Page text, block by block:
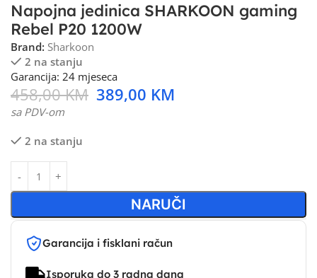
Napojna jedinica SHARKOON gaming
Rebel P20 1200W
Brand: Sharkoon
2 na stanju
Garancija: 24 mjeseca
458,00KM 389,00 KM
sa PDV-om
2 na stanju
NARUČI
Garancija i fisklani račun
Isporuka do 3 radna dana